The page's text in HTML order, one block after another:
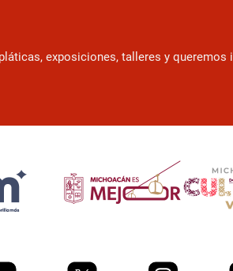
exposiciones, talleres y